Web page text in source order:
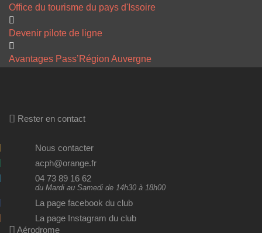
Office du tourisme du pays d'Issoire
Devenir pilote de ligne
Avantages Pass’Région Auvergne
Rester en contact
Nous contacter
acph@orange.fr
04 73 89 16 62
du Mardi au Samedi de 14h30 à 18h00
La page facebook du club
La page Instagram du club
Aérodrome